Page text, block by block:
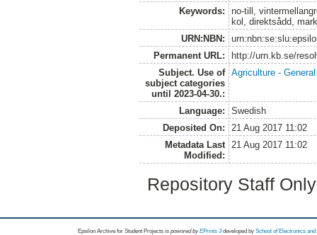
Keywords:
no-till,
kol, direktsådd,
URN:NBN:
Permanent URL:
http://urn.kb.se/
Subject. Use of
subject categories
until 2023-04-30.:
Agriculture -
Language:
Swedish
Deposited On:
21 Aug 2017 11:02
Metadata Last
Modified:
21 Aug 2017 11:02
Repository Staff
Epsilon Archive for Student Projects is powored byEPrints 3 developed by School of Electronics